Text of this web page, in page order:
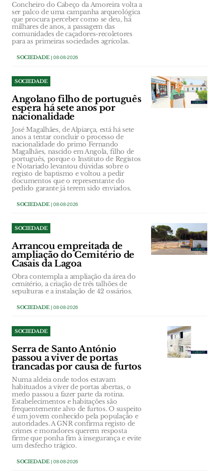
Concheiro do Cabeço da Amoreira volta a
ser palco de uma campanha arqueológica
que procura perceber como se deu, há
milhares de anos, a passagem das
comunidades de caçadores-recoletores
para as primeiras sociedades agrícolas.
SOCIEDADE| 08-08-2026
SOCIEDADE
Angolano filho de português
espera há sete anos por
nacionalidade
José Magalhães, de Alpiarça, está há sete
anos a tentar concluir o processo de
nacionalidade do primo Fernando
Magalhães, nascido em Angola, filho de
português, porque o Instituto de Registos
e Notariado levantou dúvidas sobre o
registo de baptismo e voltou a pedir
documentos que o representante do
pedido garante já terem sido enviados.
SOCIEDADE| 08-08-2026
SOCIEDADE
Arrancou empreitada de
ampliação do Cemitério de
Casais da Lagoa
Obra contempla a ampliação da área do
cemitério, a criação de três talhões de
sepulturas e a instalação de 42 ossários.
SOCIEDADE| 08-08-2026
SOCIEDADE
Serra de Santo António
passou a viver de portas
trancadas por causa de furtos
Numa aldeia onde todos estavam
habituados a viver de portas abertas, o
medo passou a fazer parte da rotina.
Estabelecimentos e habitações são
frequentemente alvo de furtos. O suspeito
é um jovem conhecido pela população e
autoridades. A GNR confirma registo de
crimes e moradores querem resposta
firme que ponha fim à insegurança e evite
um desfecho trágico.
SOCIEDADE| 08-08-2026